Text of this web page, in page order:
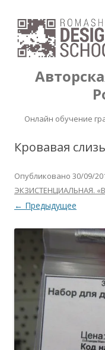
Онлайн обучение
Кровавая слизь
Опубликовано 30/09/
ЭКЗИСТЕНЦИАЛЬНАЯ.
← Предыдущее